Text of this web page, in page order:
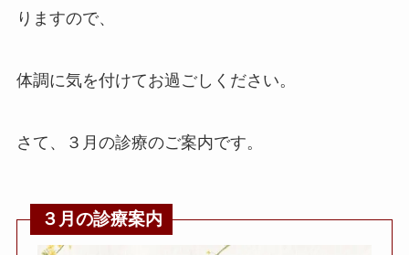
りますので、
体調に気を付けてお過ごしください。
さて、３月の診療のご案内です。
３月の診療案内